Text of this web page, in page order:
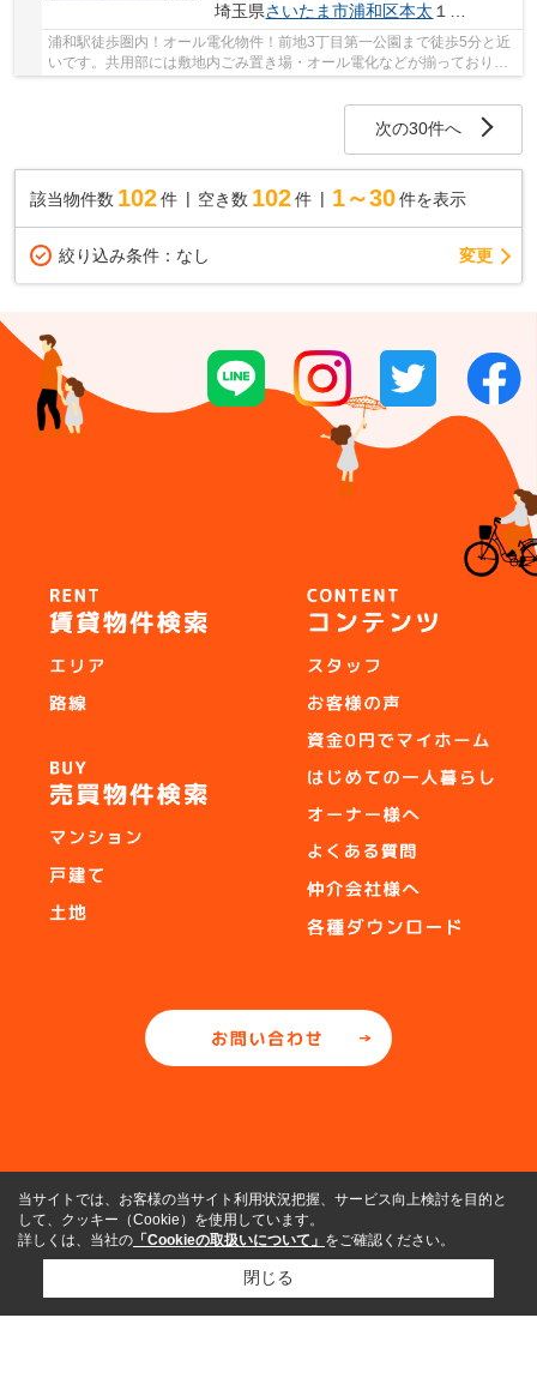
埼玉県さいたま市浦和区本太 １丁目１４-１７
浦和駅徒歩圏内！オール電化物件！前地3丁目第一公園まで徒歩5分と近
いです。共用部には敷地内ごみ置き場・オール電化などが揃っており、
次の30件へ
該当物件数 102件 空き数 102 件 1～30 件を表示
絞り込み条件： なし 変更
当サイトでは、お客様の当サイト利用状況把握、サービス向上検討を目的と
して、クッキー（Cookie）を使用しています。
詳しくは、当社の 「Cookieの取扱いについて」 をご確認ください。
閉じる